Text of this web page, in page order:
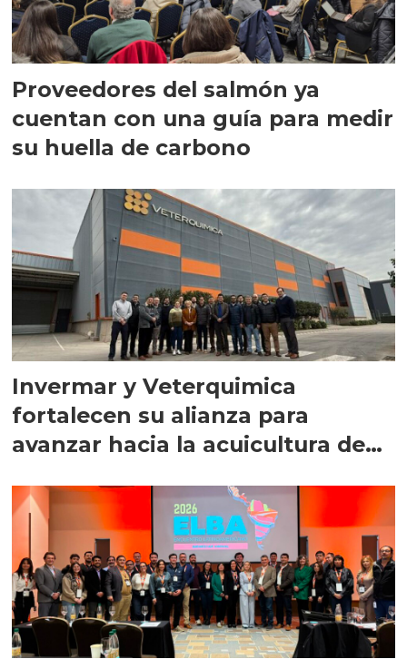
Proveedores del salmón ya
cuentan con una guía para medir
su huella de carbono
Invermar y Veterquimica
fortalecen su alianza para
avanzar hacia la acuicultura de